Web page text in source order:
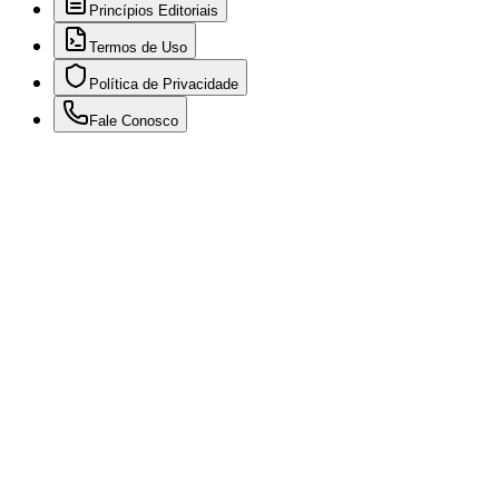
Princípios Editoriais
Termos de Uso
Política de Privacidade
Fale Conosco